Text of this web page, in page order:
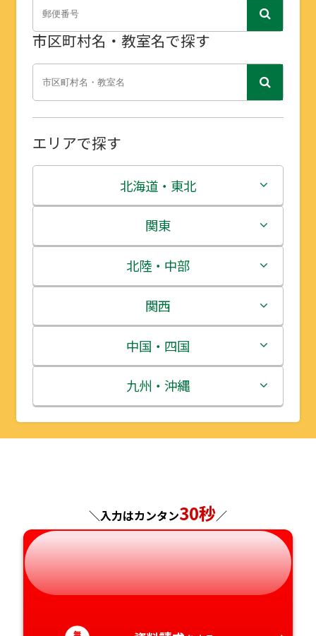
市区町村名・教室名で探す
エリアで探す
北海道・東北
北海道
青森県
岩手県
宮城県
秋田県
山形県
関東
茨城県
栃木県
群馬県
埼玉県
千葉県
北陸・中部
新潟県
富山県
石川県
福井県
静岡県
関西
三重県
滋賀県
京都府
和歌山県
中国・四国
鳥取県
島根県
山口県
徳島県
九州・沖縄
福岡県
熊本県
大分県
＼入力はカンタン30秒／
無